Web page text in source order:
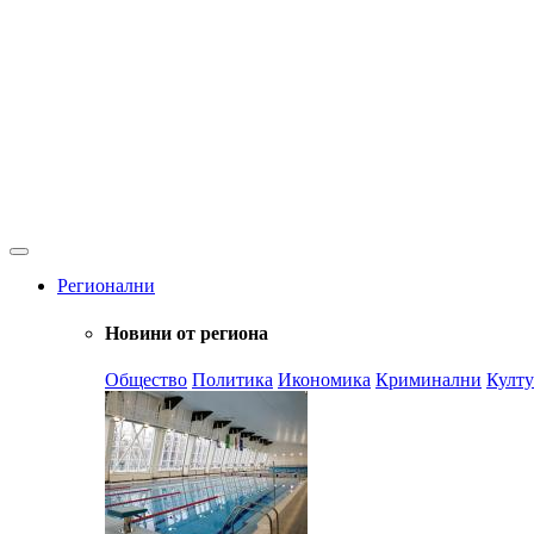
Регионални
Новини от региона
Общество Политика Икономика Криминални